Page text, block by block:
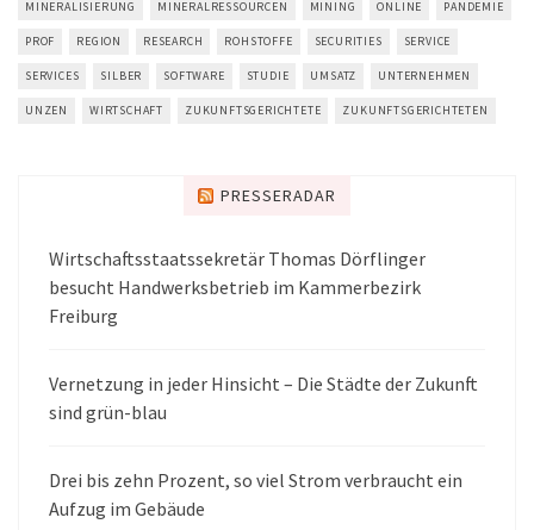
MINERALISIERUNG MINERALRESSOURCEN MINING ONLINE PANDEMIE
PROF REGION RESEARCH ROHSTOFFE SECURITIES SERVICE
SERVICES SILBER SOFTWARE STUDIE UMSATZ UNTERNEHMEN
UNZEN WIRTSCHAFT ZUKUNFTSGERICHTETE ZUKUNFTSGERICHTETEN
PRESSERADAR
Wirtschaftsstaatssekretär Thomas Dörflinger
besucht Handwerksbetrieb im Kammerbezirk
Freiburg
Vernetzung in jeder Hinsicht – Die Städte der Zukunft
sind grün-blau
Drei bis zehn Prozent, so viel Strom verbraucht ein
Aufzug im Gebäude